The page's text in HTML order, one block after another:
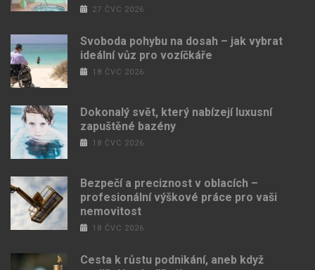
27 ČVC 2026
Svoboda pohybu na dosah – jak vybrat
ideální vůz pro vozíčkáře
18 ČVC 2026
Dokonalý svět, který nabízejí luxusní
zapuštěné bazény
18 ČVC 2026
Bezpečí a preciznost v oblacích –
profesionální výškové práce pro vaši
nemovitost
18 ČVC 2026
Cesta k růstu podnikání, aneb když